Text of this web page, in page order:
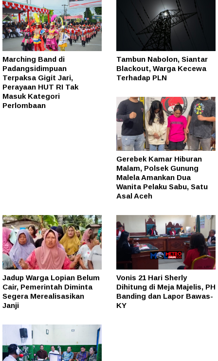
Marching Band di
Padangsidimpuan
Terpaksa Gigit Jari,
Perayaan HUT RI Tak
Masuk Kategori
Perlombaan
Tambun Nabolon, Siantar
Blackout, Warga Kecewa
Terhadap PLN
Gerebek Kamar Hiburan
Malam, Polsek Gunung
Malela Amankan Dua
Wanita Pelaku Sabu, Satu
Asal Aceh
Jadup Warga Lopian Belum
Cair, Pemerintah Diminta
Segera Merealisasikan
Janji
Vonis 21 Hari Sherly
Dihitung di Meja Majelis, PH
Banding dan Lapor Bawas-
KY